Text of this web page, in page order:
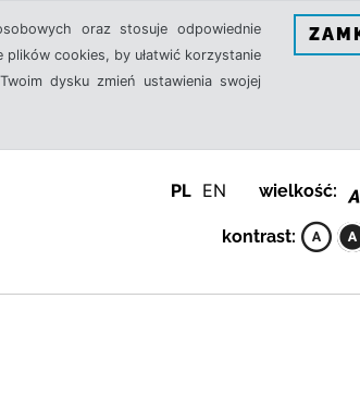
oraz stosuje odpowiednie
cookies, by ułatwić korzystanie
dysku zmień ustawienia swojej
PL EN wielkość:
kontrast: